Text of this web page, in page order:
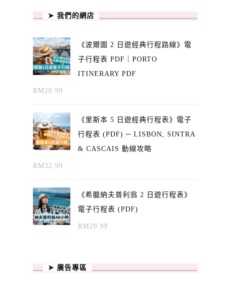
➤ 我們的網店
《波爾圖 2 日遊經典行程路線》電
子行程表 PDF｜PORTO
ITINERARY PDF
RM20.99
《里斯本 5 日遊經典行程表》電子
行程表 (PDF) ─ LISBON, SINTRA
& CASCAIS 動線攻略
RM32.99
《希臘納夫普利翁 2 日遊行程表》
電子行程表 (PDF)
RM20.99
➤ 廣告專區